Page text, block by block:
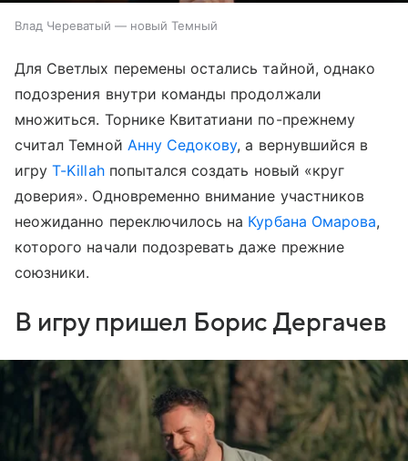
Влад Череватый — новый Темный
Для Светлых перемены остались тайной, однако
подозрения внутри команды продолжали
множиться. Торнике Квитатиани по-прежнему
считал Темной Анну Седокову, а вернувшийся в
игруT-Killahпопытался создать новый «круг
доверия». Одновременно внимание участников
неожиданно переключилось на Курбана Омарова,
которого начали подозревать даже прежние
союзники.
В игру пришел Борис Дергачев